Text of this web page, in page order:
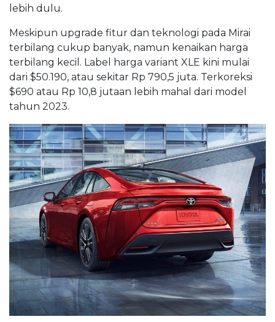
lebih dulu.
Meskipun upgrade fitur dan teknologi pada Mirai
terbilang cukup banyak, namun kenaikan harga
terbilang kecil. Label harga variant XLE kini mulai
dari $50.190, atau sekitar Rp 790,5 juta. Terkoreksi
$690 atau Rp 10,8 jutaan lebih mahal dari model
tahun 2023.